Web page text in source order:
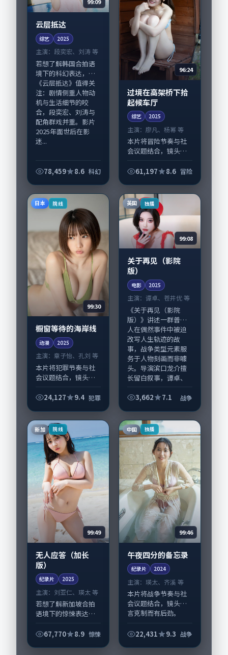
99:09
云层抵达
综艺 2025
主演： 段奕宏、刘涛 等
若想了解韩国合拍语
境下的科幻表达，
《云层抵达》值得关
注：剧情侧重人物动
机与生活细节的咬
合，段奕宏、刘涛与
配角群戏并重。影片
2025年面世后在影
迷...
78,459 8.6 科幻
96:24
过境在高架桥下拾
起候车厅
综艺 2025
主演：廖凡、杨幂 等
本片将冒险节奏与社
会议题结合，镜头语
《过境在高架桥下拾
纲主线；取景与声音
设计凸显美国城市质
感...
61,197 8.6 冒险
日本 院线
99:30
橱窗等待的海岸线
动漫 2025
主演： 章子怡、孔刘 等
本片将犯罪节奏与社
会议题结合，镜头语
《橱窗等待的海岸
线；取景与声音设计
凸显日本城市质感，
适合...
24,127 9.4 犯罪
英国 独播
99:08
关于再见（影院
版）
电影 2025
主演：谭卓、苍井优 等
《关于再见（影院
版）》讲述一群普通
人在偶然事件中被迫
改写人生轨迹的故
事，战争类型元素服
务于人物刻画而非噱
头。导演滨口龙介擅
长留白叙事，谭卓、
3,662
7.1 战争
新加 院线
99:49
无人应答（加长
版）
纪录片 2025
主演： 刘亚仁、瑛太 等
若想了解新加坡合拍
语境下的惊悚表达，
版）》值得关注：剧
67,770 8.9 惊悚
中国 独播
99:46
午夜四分的备忘录
纪录片 2024
主演：瑛太、齐溪 等
本片将战争节奏与社
会议题结合，镜头语
言克制而有后劲。
录》由曾国祥掌舵，
22,431 9.3 战争